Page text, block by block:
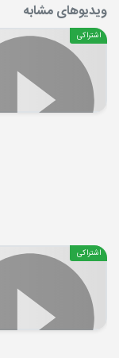
ویدیوهای مشابه
اشتراکی
اشتراکی